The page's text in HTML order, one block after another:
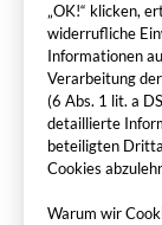
„OK!“ klicken,
widerrufliche
Informationen
Verarbeitung
(6 Abs. 1 lit. a
detaillierte
beteiligten
Cookies
Warum wir